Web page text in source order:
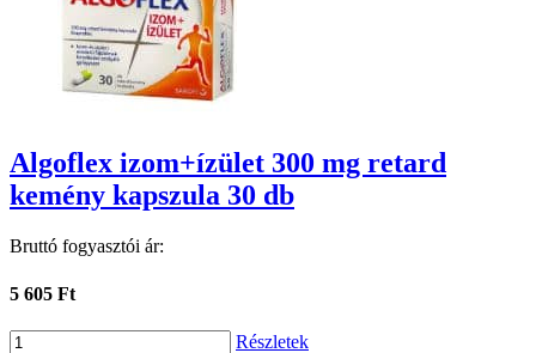
Algoflex izom+ízület 300 mg retard
kemény kapszula 30 db
Bruttó fogyasztói ár:
5 605 Ft
Részletek